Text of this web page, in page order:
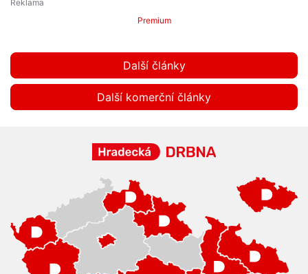
Premium
Další články
Další komerční články